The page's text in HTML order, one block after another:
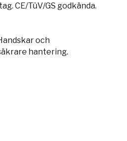
CE/TüV/GS godkända.
och
hantering.